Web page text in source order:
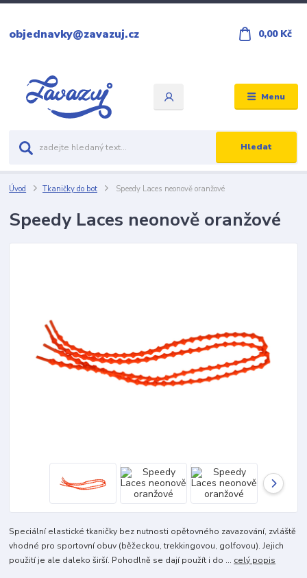
Menu
Hledat
objednavky@zavazuj.cz 0,00 Kč
Úvod Tkaničky do bot Speedy Laces neonově oranžové
Speedy Laces neonově oranžové
Speciální elastické tkaničky bez nutnosti opětovného zavazování, zvláště
vhodné pro sportovní obuv (běžeckou, trekkingovou, golfovou). Jejich
použití je ale daleko širší. Pohodlně se dají použít i do ... celý popis